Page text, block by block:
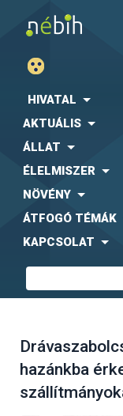
HIVATAL
AKTUÁLIS
ÁLLAT
ÉLELMISZER
NÖVÉNY
ÁTFOGÓ TÉMÁK
KAPCSOLAT
hazánkba